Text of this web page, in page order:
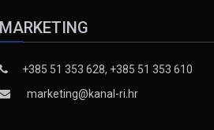
MARKETING
+385 51 353 628, +385 51 353 610
marketing@kanal-ri.hr